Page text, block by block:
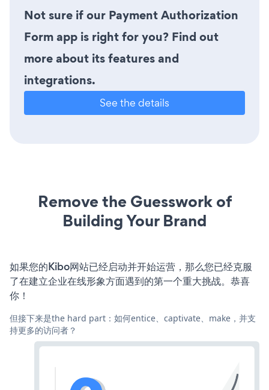
Not sure if our Payment Authorization
Form app is right for you? Find out
more about its features and
integrations.
See the details
Remove the Guesswork of
Building Your Brand
如果您的Kibo网站已经启动并开始运营，那么您已经克服
了在建立企业在线形象方面遇到的第一个重大挑战。恭喜
你！
但接下来是the hard part：如何entice、captivate、make，并支
持更多的访问者？